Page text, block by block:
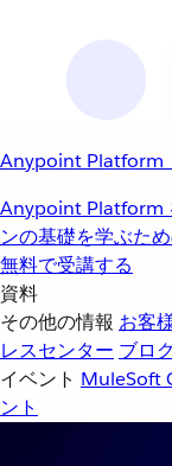
Anypoint Platform
Anypoint Platform
ンの基礎を学ぶた
無料で受講する
資料
その他の情報 お客
レスセンター ブロ
イベント MuleSoft
ント